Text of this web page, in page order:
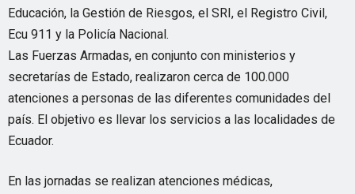
Educación, la Gestión de Riesgos, el SRI, el Registro Civil,
Ecu 911 y la Policía Nacional.
Las Fuerzas Armadas, en conjunto con ministerios y
secretarías de Estado, realizaron cerca de 100.000
atenciones a personas de las diferentes comunidades del
país. El objetivo es llevar los servicios a las localidades de
Ecuador.
En las jornadas se realizan atenciones médicas,